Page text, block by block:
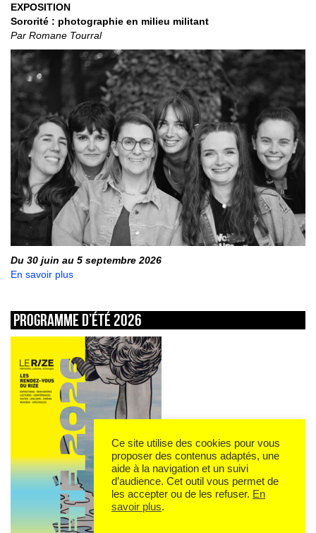
EXPOSITION
Sororité : photographie en milieu militant
Par Romane Tourral
Du 30 juin au 5 septembre 2026
En savoir plus
Programme d’été 2026
Ce site utilise des cookies pour vous
proposer des contenus adaptés, une
aide à la navigation et un suivi
d’audience. Cet outil vous permet de
les accepter ou de les refuser. En
savoir plus.